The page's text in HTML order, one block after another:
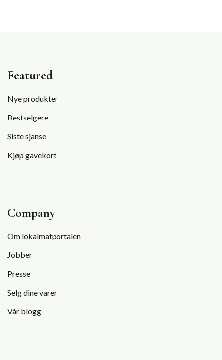
Featured
Nye produkter
Bestselgere
Siste sjanse
Kjøp gavekort
Company
Om lokalmatportalen
Jobber
Presse
Selg dine varer
Vår blogg